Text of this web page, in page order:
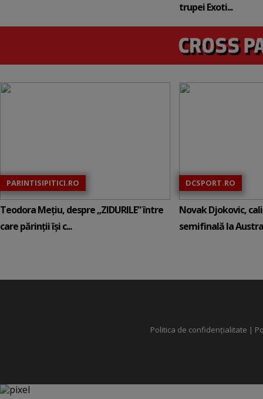
trupei Exoti...
PARINTISIPITICI.RO
Teodora Mețiu, despre „ZIDURILE” între
care părinții își c...
DCSPORT.RO
Novak Djokovic,
semifinală la
Politica de confidențialitate |